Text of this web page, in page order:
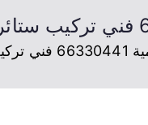
هندي